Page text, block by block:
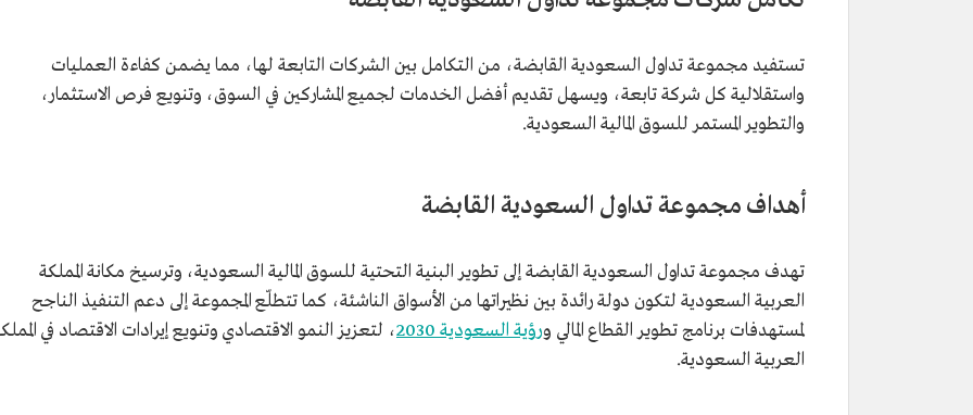
تستفيد مجموعة تداول السعودية القابضة، من التكامل بين الشركات التابعة لها، مما يضمن كفاءة العمليات
واستقلالية كل شركة تابعة، ويسهل تقديم أفضل الخدمات لجميع المشاركين في السوق، وتنويع فرص الاستثمار،
والتطوير المستمر للسوق المالية السعودية.
أهداف مجموعة تداول السعودية القابضة
تهدف مجموعة تداول السعودية القابضة إلى تطوير البنية التحتية للسوق المالية السعودية، وترسيخ مكانة المملكة
العربية السعودية لتكون دولة رائدة بين نظيراتها من الأسواق الناشئة، كما تتطلّع المجموعة إلى دعم التنفيذ الناجح
لمستهدفات برنامج تطوير القطاع المالي ورؤية السعودية 2030
، لتعزيز النمو الاقتصادي وتنويع إيرادات الاقتصاد في
العربية السعودية.